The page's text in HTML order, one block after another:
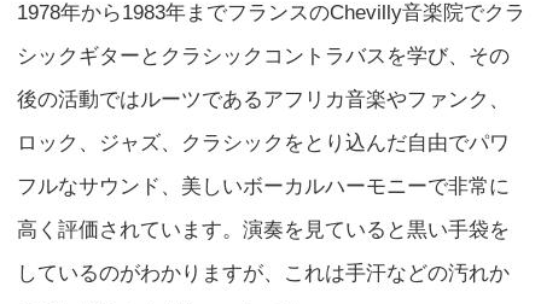
1978年から1983年までフランスのChevilly音楽院でクラ
シックギターとクラシックコントラバスを学び、その
後の活動ではルーツであるアフリカ音楽やファンク、
ロック、ジャズ、クラシックをとり込んだ自由でパワ
フルなサウンド、美しいボーカルハーモニーで非常に
高く評価されています。演奏を見ていると黒い手袋を
しているのがわかりますが、これは手汗などの汚れか